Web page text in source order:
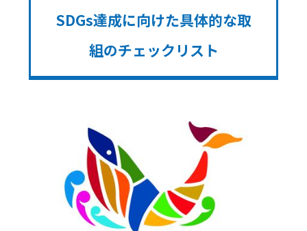
SDGs達成に向けた具体的な取
組のチェックリスト